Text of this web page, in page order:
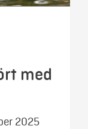
med
2025